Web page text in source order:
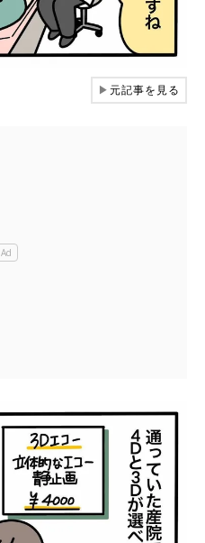
▶元記事を見る